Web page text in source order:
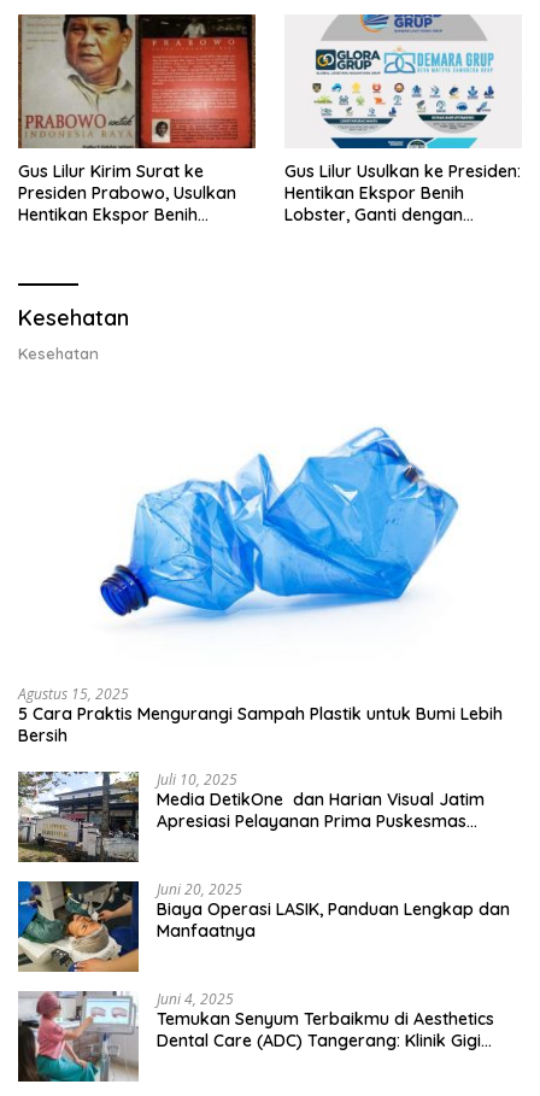
Gus Lilur Kirim Surat ke
Presiden Prabowo, Usulkan
Hentikan Ekspor Benih
Gus Lilur Usulkan ke Presiden:
Hentikan Ekspor Benih
Lobster, Ganti dengan
Kesehatan
Kesehatan
Agustus 15, 2025
5 Cara Praktis Mengurangi Sampah Plastik untuk Bumi Lebih
Bersih
Juli 10, 2025
Media DetikOne dan Harian Visual Jatim
Apresiasi Pelayanan Prima Puskesmas
Juni 20, 2025
Biaya Operasi LASIK, Panduan Lengkap dan
Manfaatnya
Juni 4, 2025
Temukan Senyum Terbaikmu di Aesthetics
Dental Care (ADC) Tangerang: Klinik Gigi